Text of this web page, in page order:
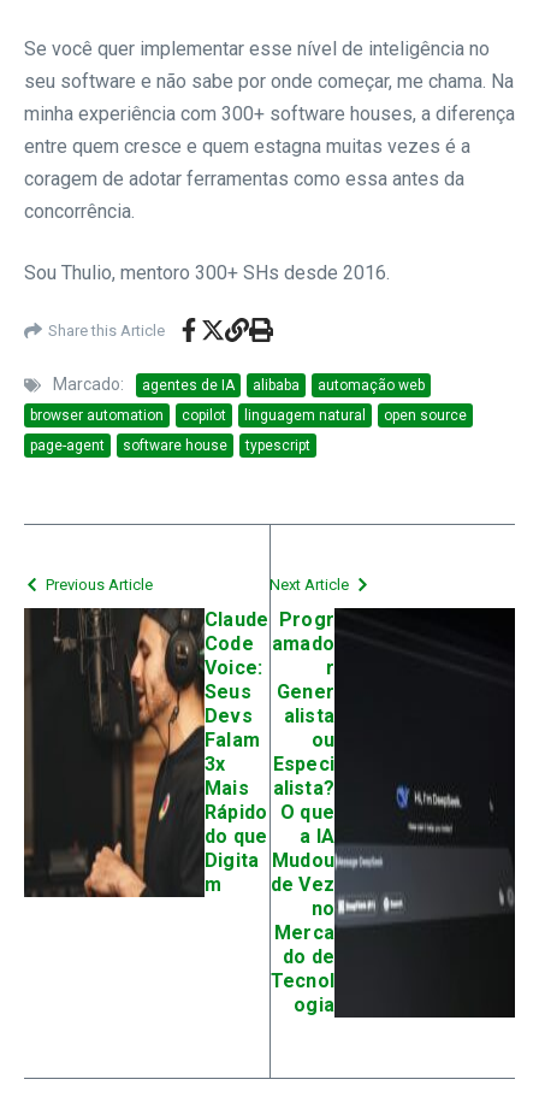
Se você quer implementar esse nível de inteligência no
seu software e não sabe por onde começar, me chama. Na
minha experiência com 300+ software houses, a diferença
entre quem cresce e quem estagna muitas vezes é a
coragem de adotar ferramentas como essa antes da
concorrência.
Sou Thulio, mentoro 300+ SHs desde 2016.
Share this Article
Marcado: agentes de IA alibaba
automação web
browser automation
copilot linguagem natural
open source
page-agent
software house typescript
Previous Article
Claude
Code
Voice:
Seus
Devs
Falam
3x
Mais
Rápido
do que
Digita
m
Next Article
Progr
amado
r
Gener
alista
ou
Especi
alista?
O que
a IA
Mudou
de Vez
no
Merca
do de
Tecnol
ogia